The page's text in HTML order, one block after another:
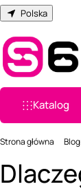
Polska
Katalog
Strona główna